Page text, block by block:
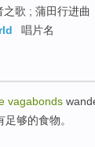
之歌 ; 蒲田行进曲
唱片名
vagabonds
足够的食物。